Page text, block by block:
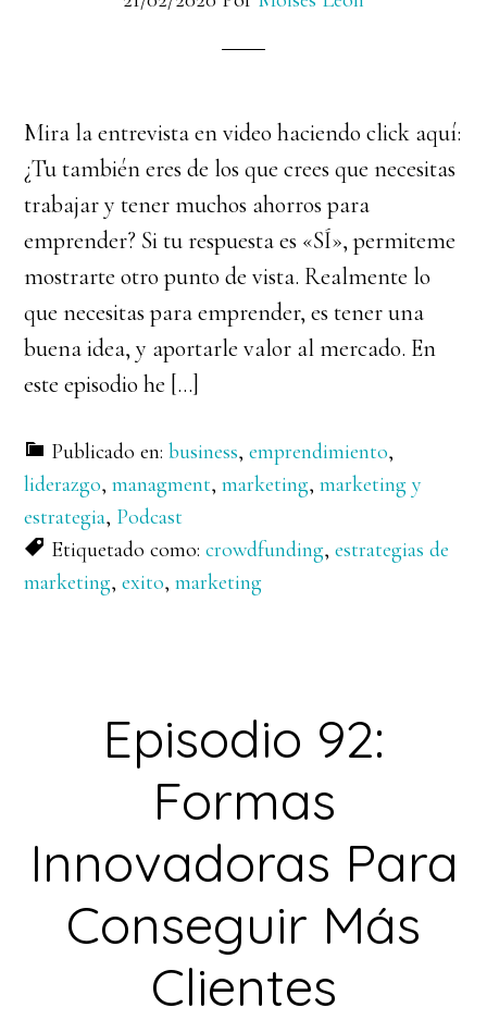
Mira la entrevista en video haciendo click aquí:
¿Tu también eres de los que crees que necesitas
trabajar y tener muchos ahorros para
emprender? Si tu respuesta es «SÍ», permiteme
mostrarte otro punto de vista. Realmente lo
que necesitas para emprender, es tener una
buena idea, y aportarle valor al mercado. En
este episodio he […]
Publicado en:business,emprendimiento,
liderazgo,managment,marketing,marketing y
estrategia, Podcast
Etiquetado como:crowdfunding,estrategias de
marketing,exito,marketing
Episodio 92:
Formas
Innovadoras Para
Conseguir Más
Clientes